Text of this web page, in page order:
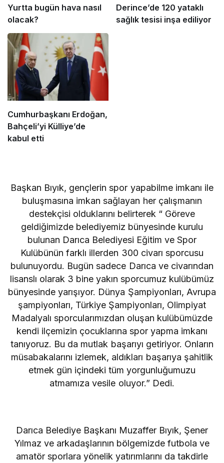
Yurtta bugün hava nasıl
olacak?
Derince’de 120 yataklı
sağlık tesisi inşa ediliyor
Cumhurbaşkanı Erdoğan,
Bahçeli’yi Külliye’de
kabul etti
Başkan Bıyık, gençlerin spor yapabilme imkanı ile
buluşmasına imkan sağlayan her çalışmanın
destekçisi olduklarını belirterek “ Göreve
geldiğimizde belediyemiz bünyesinde kurulu
bulunan Darıca Belediyesi Eğitim ve Spor
Kulübünün farklı illerden 300 civarı sporcusu
bulunuyordu. Bugün sadece Darıca ve civarından
lisanslı olarak 3 bine yakın sporcumuz kulübümüz
bünyesinde yarışıyor. Dünya Şampiyonları, Avrupa
şampiyonları, Türkiye Şampiyonları, Olimpiyat
Madalyalı sporcularımızdan oluşan kulübümüzde
kendi ilçemizin çocuklarına spor yapma imkanı
tanıyoruz. Bu da mutlak başarıyı getiriyor. Onların
müsabakalarını izlemek, aldıkları başarıya şahitlik
etmek gün içindeki tüm yorgunluğumuzu
atmamıza vesile oluyor.” Dedi.
Darıca Belediye Başkanı Muzaffer Bıyık, Şener
Yılmaz ve arkadaşlarının bölgemizde futbola ve
amatör sporlara yönelik yatırımlarını da takdirle